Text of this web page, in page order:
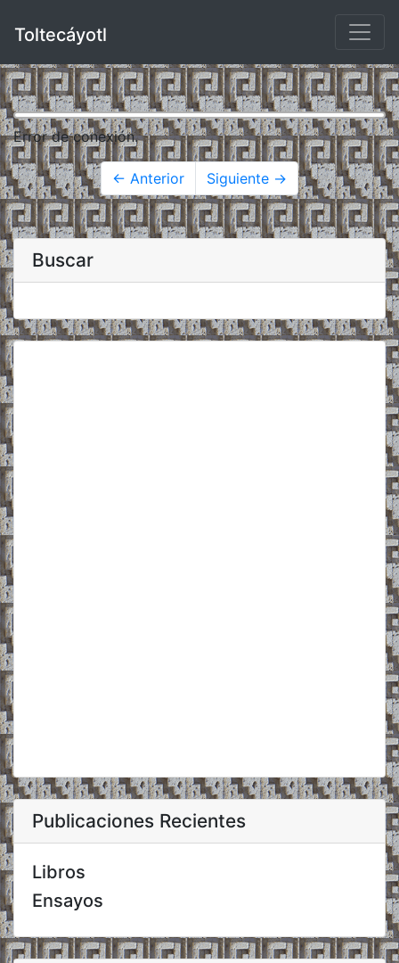
Toltecáyotl
Error de conexión.
← Anterior Siguiente →
Buscar
Publicaciones Recientes
Libros
Ensayos